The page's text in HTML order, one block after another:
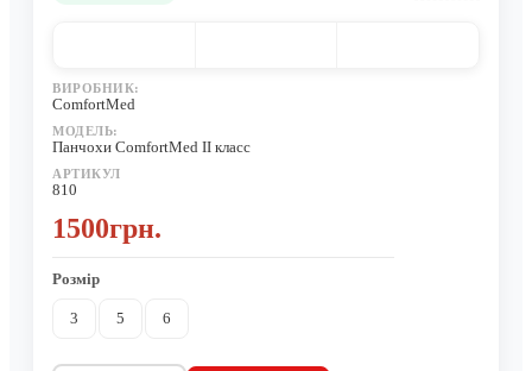
ВИРОБНИК:
ComfortMed
МОДЕЛЬ:
Панчохи ComfortMed ІІ класс
АРТИКУЛ
810
1500грн.
Розмір
3 5 6